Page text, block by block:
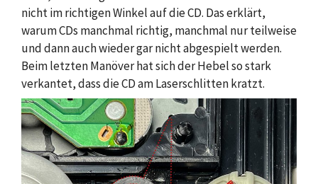
nicht im richtigen Winkel auf die CD. Das erklärt,
warum CDs manchmal richtig, manchmal nur teilweise
und dann auch wieder gar nicht abgespielt werden.
Beim letzten Manöver hat sich der Hebel so stark
verkantet, dass die CD am Laserschlitten kratzt.